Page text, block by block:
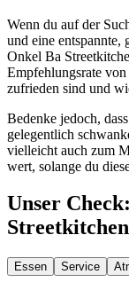
Wenn du auf der
und eine entspannte,
Onkel Ba
Empfehlungsrate von
zufrieden sind und
Bedenke jedoch,
gelegentlich
vielleicht auch zum
wert, solange du
Unser Check
Streetkitchen
Essen Service